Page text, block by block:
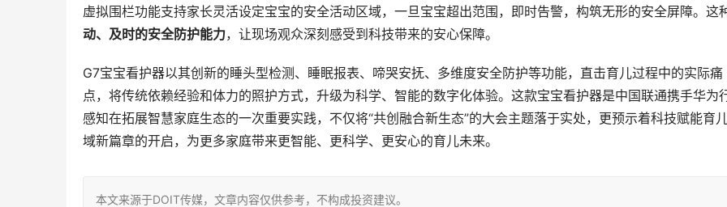
虚拟围栏功能支持家长灵活设定宝宝的安全活动区域，一旦宝宝超出范围，即时告警，构筑无形的安全屏障。这
动、及时的安全防护能力，让现场观众深刻感受到科技带来的安心保障。
G7宝宝看护器以其创新的睡头型检测、睡眠报表、啼哭安抚、多维度安全防护等功能，直击育儿过程中的实际痛
点，将传统依赖经验和体力的照护方式，升级为科学、智能的数字化体验。这款宝宝看护器是中国联通携手华为
感知在拓展智慧家庭生态的一次重要实践，不仅将“共创融合新生态”的大会主题落于实处，更预示着科技赋能育
域新篇章的开启，为更多家庭带来更智能、更科学、更安心的育儿未来。
本文来源于DOIT传媒，文章内容仅供参考，不构成投资建议。